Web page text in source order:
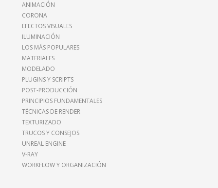
ANIMACIÓN
CORONA
EFECTOS VISUALES
ILUMINACIÓN
LOS MÁS POPULARES
MATERIALES
MODELADO
PLUGINS Y SCRIPTS
POST-PRODUCCIÓN
PRINCIPIOS FUNDAMENTALES
TÉCNICAS DE RENDER
TEXTURIZADO
TRUCOS Y CONSEJOS
UNREAL ENGINE
V-RAY
WORKFLOW Y ORGANIZACIÓN